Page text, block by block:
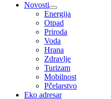
Novosti
Energija
Otpad
Priroda
Voda
Hrana
Zdravlje
Turizam
Mobilnost
Pčelarstvo
Eko adresar